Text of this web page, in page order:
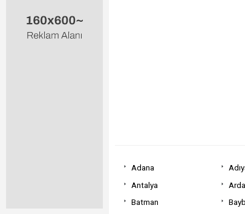
Adana
Antalya
Batman